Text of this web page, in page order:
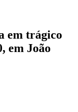
em trágico
em João